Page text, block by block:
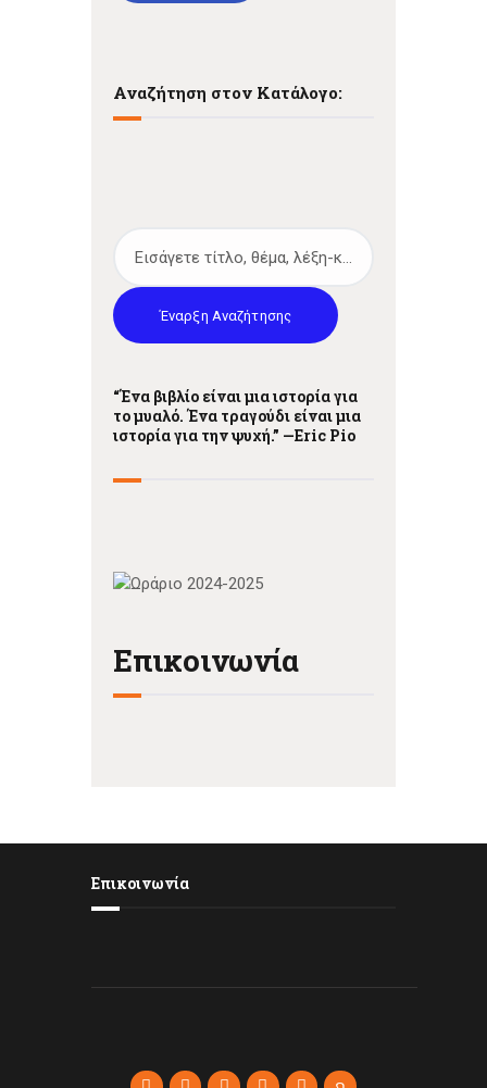
Αναζήτηση στον Κατάλογο:
Έναρξη Αναζήτησης
“Ένα βιβλίο είναι μια ιστορία για
το μυαλό. Ένα τραγούδι είναι μια
ιστορία για την ψυχή.” —Eric Pio
Επικοινωνία
Επικοινωνία